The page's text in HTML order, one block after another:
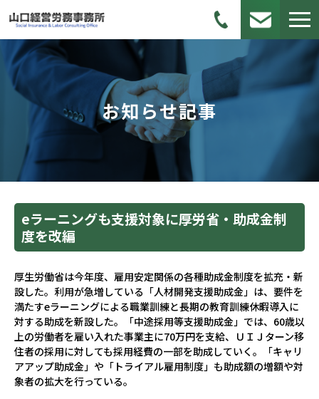
お知らせ記事
eラーニングも支援対象に――厚労省・助成金制
度を改編
厚生労働省は今年度、雇用安定関係の各種助成金制度を拡充・新
設した。利用が急増している「人材開発支援助成金」は、要件を
満たすeラーニングによる職業訓練と長期の教育訓練休暇導入に
対する助成を新設した。「中途採用等支援助成金」では、60歳以
上の労働者を雇い入れた事業主に70万円を支給、ＵＩＪターン移
住者の採用に対しても採用経費の一部を助成していく。「キャリ
アアップ助成金」や「トライアル雇用制度」も助成額の増額や対
象者の拡大を行っている。